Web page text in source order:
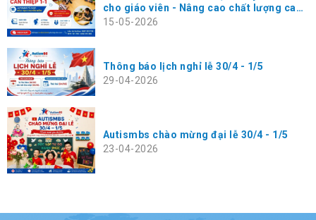
cho giáo viên - Nâng cao chất lượng can
thiệp 1-1 cho trẻ
15-05-2026
Thông báo lịch nghỉ lễ 30/4 - 1/5
29-04-2026
Autismbs chào mừng đại lễ 30/4 - 1/5
23-04-2026